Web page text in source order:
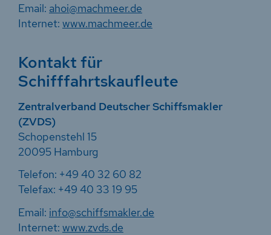
Bremen
SLOMAN NEPTUN Schiffahrts-
Weltweit
Tanker
Burg (Dithmarschen)
Danz & Tietjens Bereederungs GmbH &
Co. KG
Weltweit
Container
Email: ahoi@machmeer.de
Internet: www.machmeer.de
Kontakt für
Schifffahrtskaufleute
Zentralverband Deutscher Schiffsmakler
(ZVDS)
Schopenstehl 15
20095 Hamburg
Telefon: +49 40 32 60 82
Telefax: +49 40 33 19 95
Email: info@schiffsmakler.de
Internet: www.zvds.de